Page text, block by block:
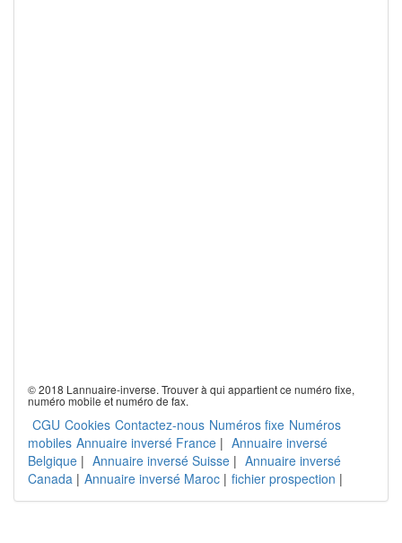
© 2018 Lannuaire-inverse. Trouver à qui appartient ce numéro fixe,
numéro mobile et numéro de fax.
CGU Cookies Contactez-nous Numéros fixe Numéros
mobiles Annuaire inversé France | Annuaire inversé
Belgique | Annuaire inversé Suisse | Annuaire inversé
Canada | Annuaire inversé Maroc | fichier prospection |